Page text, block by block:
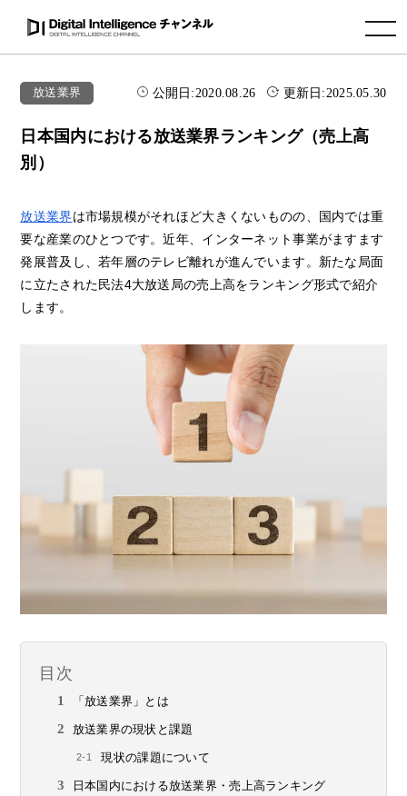
toggle navigation
放送業界 公開日:2020.08.26 更新日:2025.05.30
日本国内における放送業界ランキング（売上高
別）
放送業界は市場規模がそれほど大きくないものの、国内では重
要な産業のひとつです。近年、インターネット事業がますます
発展普及し、若年層のテレビ離れが進んでいます。新たな局面
に立たされた民法4大放送局の売上高をランキング形式で紹介
します。
目次
「放送業界」とは
放送業界の現状と課題
現状の課題について
日本国内における放送業界・売上高ランキング